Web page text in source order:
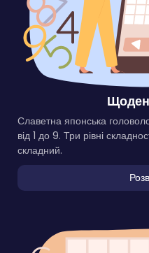
Славетна японська
від 1 до 9. Три рівні
складний.